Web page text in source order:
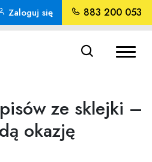
883 200 053
Zaloguj się
ze sklejki –
okazję